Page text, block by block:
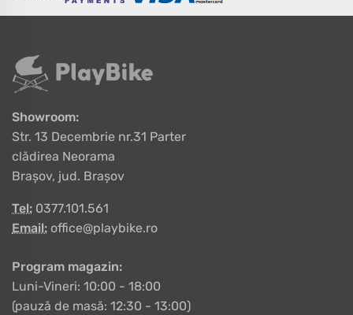
Showroom:
Str. 13 Decembrie nr.31 Parter
clădirea Neorama
Brașov, jud. Brașov
Tel: 0377.101.561
Email: office@playbike.ro
Program magazin:
Luni-Vineri: 10:00 - 18:00
(pauză de masă: 12:30 - 13:00)